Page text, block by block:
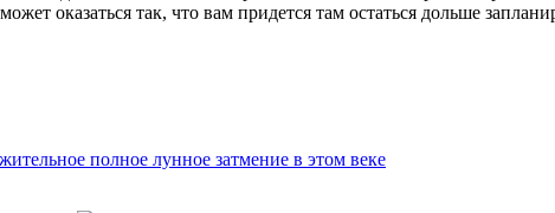
оказаться так, что вам придется там остаться дольше
полное лунное затмение в этом веке